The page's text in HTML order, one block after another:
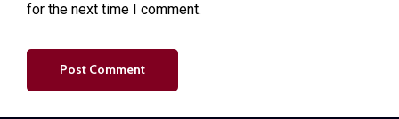
for the next time I comment.